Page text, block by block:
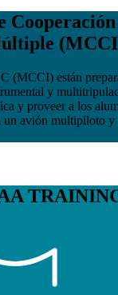
Cooperación
(MCCI) están
y
y proveer a los
un avión multipiloto